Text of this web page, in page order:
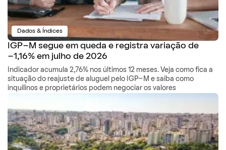
Dados & Índices
IGP-M segue em queda e registra variação de
-1,16% em julho de 2026
Indicador acumula 2,76% nos últimos 12 meses. Veja como fica a
situação do reajuste de aluguel pelo IGP-M e saiba como
inquilinos e proprietários podem negociar os valores